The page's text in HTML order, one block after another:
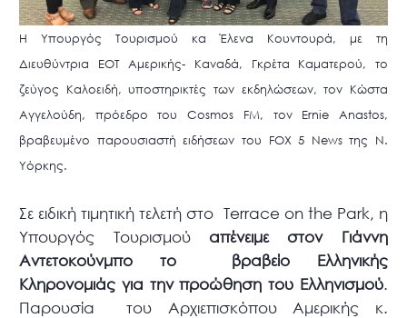
Η Υπουργός Τουρισμού κα Έλενα Κουντουρά, με τη
Διευθύντρια ΕΟΤ Αμερικής- Καναδά, Γκρέτα Καματερού, το
ζεύγος Καλοειδή, υποστηρικτές των εκδηλώσεων, τον Kώστα
Αγγελούδη, πρόεδρο του Cosmos FM, τον Ernie Anastos,
βραβευμένο παρουσιαστή ειδήσεων του FOX 5 News της Ν.
Υόρκης.
Σε ειδική τιμητική τελετή στο Terrace on the Park, η
Υπουργός Τουρισμού απένειμε στον Γιάννη
Αντετοκούνμπο το βραβείο Ελληνικής
Κληρονομιάς για την προώθηση του Ελληνισμού.
Παρουσία του Αρχιεπισκόπου Αμερικής κ.